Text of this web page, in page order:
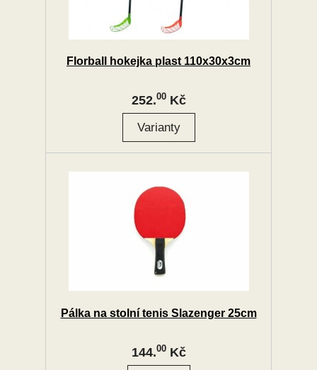
Florball hokejka plast 110x30x3cm
252.00Kč
Pálka na stolní tenis Slazenger 25cm
144.00Kč